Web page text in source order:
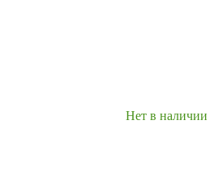
Нет в наличии